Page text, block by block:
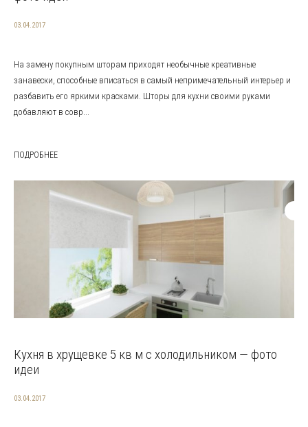
03.04.2017
На замену покупным шторам приходят необычные креативные
занавески, способные вписаться в самый непримечательный интерьер и
разбавить его яркими красками. Шторы для кухни своими руками
добавляют в совр...
ПОДРОБНЕЕ
Кухня в хрущевке 5 кв м с холодильником — фото
идеи
03.04.2017